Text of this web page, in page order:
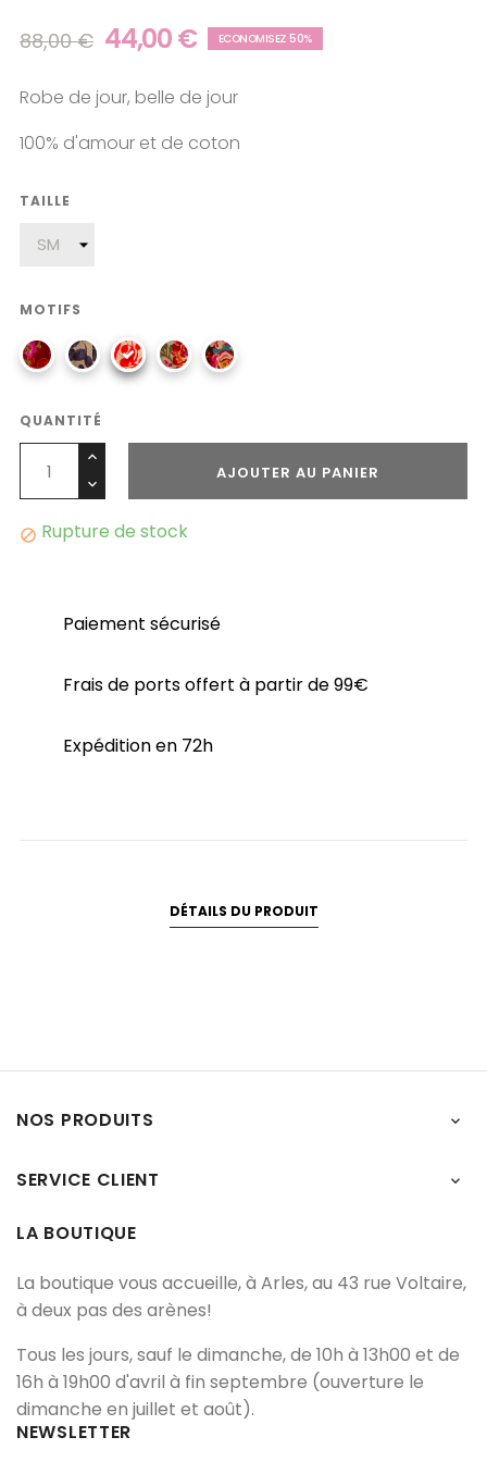
88,00 € 44,00 € ECONOMISEZ 50%
Robe de jour, belle de jour
100% d'amour et de coton
TAILLE
MOTIFS
QUANTITÉ
AJOUTER AU PANIER
 Rupture de stock
Paiement sécurisé
Frais de ports offert à partir de 99€
Expédition en 72h
DÉTAILS DU PRODUIT
NOS PRODUITS 
SERVICE CLIENT 
LA BOUTIQUE
La boutique vous accueille, à Arles, au 43 rue Voltaire,
à deux pas des arènes!
Tous les jours, sauf le dimanche, de 10h à 13h00 et de
16h à 19h00 d'avril à fin septembre (ouverture le
dimanche en juillet et août).
NEWSLETTER